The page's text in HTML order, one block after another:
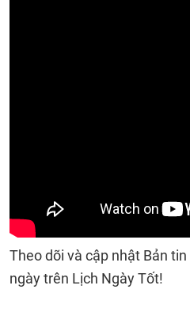
Theo dõi và cập nhật Bản tin
ngày trên Lịch Ngày Tốt!